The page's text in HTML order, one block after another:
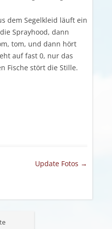
dem Segelkleid läuft ein
Sprayhood, dann
tom, und dann hört
auf fast 0, nur das
Fische stört die Stille.
Update Fotos →